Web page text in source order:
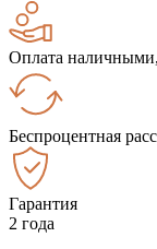
Оплата
Беспроцентная
Гарантия
2 года